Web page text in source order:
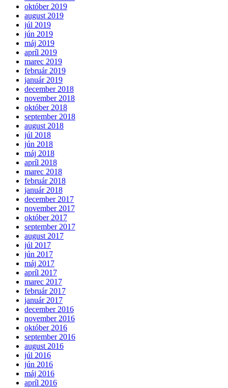
október 2019
august 2019
júl 2019
jún 2019
máj 2019
apríl 2019
marec 2019
február 2019
január 2019
december 2018
november 2018
október 2018
september 2018
august 2018
júl 2018
jún 2018
máj 2018
apríl 2018
marec 2018
február 2018
január 2018
december 2017
november 2017
október 2017
september 2017
august 2017
júl 2017
jún 2017
máj 2017
apríl 2017
marec 2017
február 2017
január 2017
december 2016
november 2016
október 2016
september 2016
august 2016
júl 2016
jún 2016
máj 2016
apríl 2016